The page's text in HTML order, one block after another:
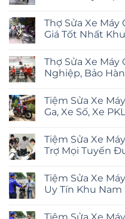
Thợ Sửa Xe Máy
Giá Tốt Nhất
Thợ Sửa Xe Máy
Nghiệp, Bảo
Tiệm Sửa Xe
Ga, Xe Số, Xe PKL
Tiệm Sửa Xe
Trợ Mọi Tuyến
Tiệm Sửa Xe
Uy Tín Khu Nam